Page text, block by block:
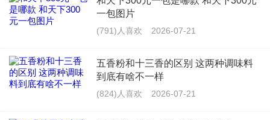
一包图片
(791)人喜欢 2026-07-21
五香粉和十三香的区别 这两种调味料
到底有啥不一样
(824)人喜欢 2026-07-21